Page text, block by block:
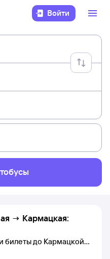
Войти
→ Кармацкая:
билеты до Кармацкой